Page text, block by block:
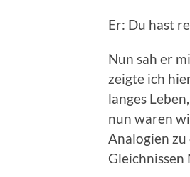
Er: Du hast
Nun sah er
zeigte ich
langes
nun waren
Analogien
Gleichnissen